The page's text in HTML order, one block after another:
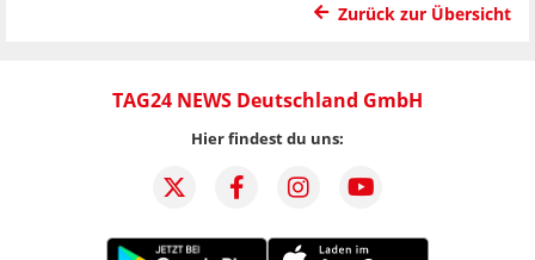
Zurück zur Übersicht
TAG24 NEWS Deutschland GmbH
Hier findest du uns: